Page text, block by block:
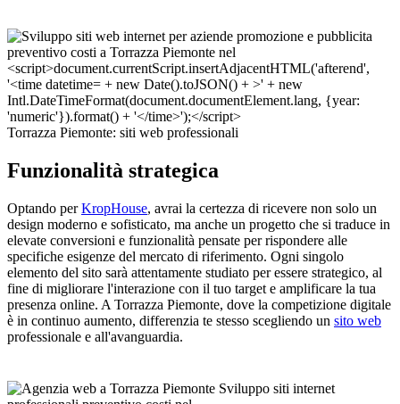
Torrazza Piemonte: siti web professionali
Funzionalità strategica
Optando perKropHouse, avrai la certezza di ricevere non solo un
design moderno e sofisticato, ma anche un progetto che si traduce in
elevate conversioni e funzionalità pensate per rispondere alle
specifiche esigenze del mercato di riferimento. Ogni singolo
elemento del sito sarà attentamente studiato per essere strategico, al
fine di migliorare l'interazione con il tuo target e amplificare la tua
presenza online. A Torrazza Piemonte, dove la competizione digitale
è in continuo aumento, differenzia te stesso scegliendo un sito web
professionale e all'avanguardia.